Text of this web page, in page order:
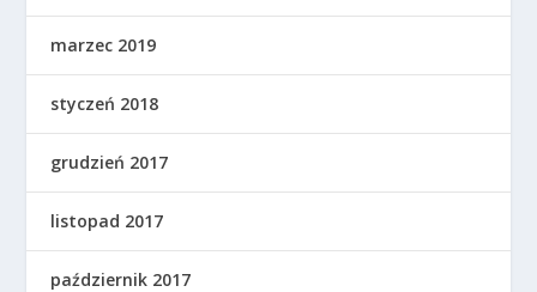
marzec 2019
styczeń 2018
grudzień 2017
listopad 2017
październik 2017